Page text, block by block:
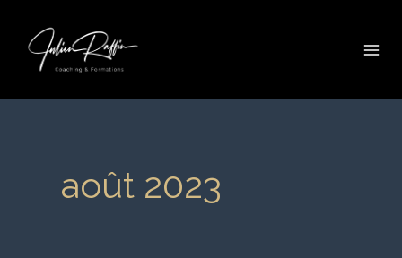
contenu
août 2023